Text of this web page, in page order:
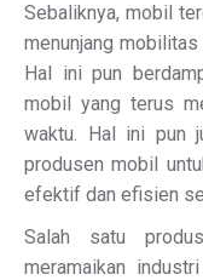
Sebaliknya, mobil
menunjang
Hal ini pun
mobil yang terus
waktu. Hal ini pun
produsen mobil
efektif dan efisien
Salah satu
meramaikan